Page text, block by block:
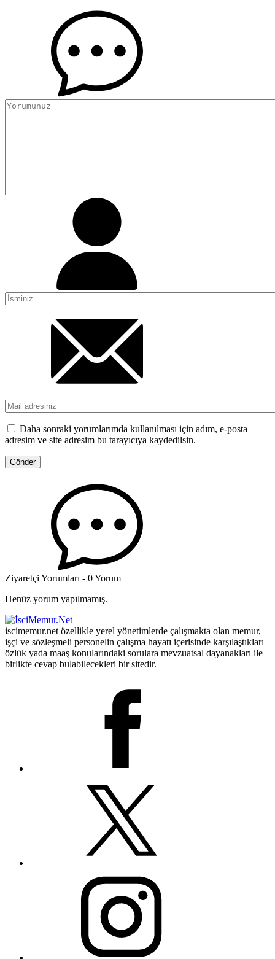
Daha sonraki yorumlarımda kullanılması için adım, e-posta
adresim ve site adresim bu tarayıcıya kaydedilsin.
Ziyaretçi Yorumları - 0 Yorum
Henüz yorum yapılmamış.
iscimemur.net özellikle yerel yönetimlerde çalışmakta olan memur,
işçi ve sözleşmeli personelin çalışma hayatı içerisinde karşılaştıkları
özlük yada maaş konularındaki sorulara mevzuatsal dayanakları ile
birlikte cevap bulabilecekleri bir sitedir.